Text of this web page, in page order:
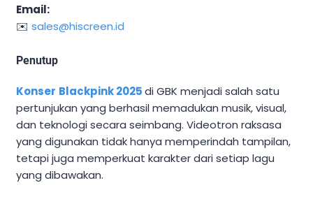
Email:
✉️ sales@hiscreen.id
Penutup
Konser Blackpink 2025di GBK menjadi salah satu
pertunjukan yang berhasil memadukan musik, visual,
dan teknologi secara seimbang. Videotron raksasa
yang digunakan tidak hanya memperindah tampilan,
tetapi juga memperkuat karakter dari setiap lagu
yang dibawakan.